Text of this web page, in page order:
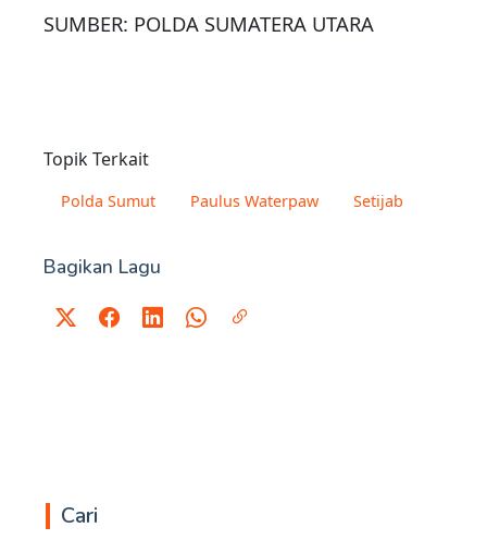
SUMBER: POLDA SUMATERA UTARA
Topik Terkait
Polda Sumut Paulus Waterpaw Setijab
Bagikan Lagu
Cari